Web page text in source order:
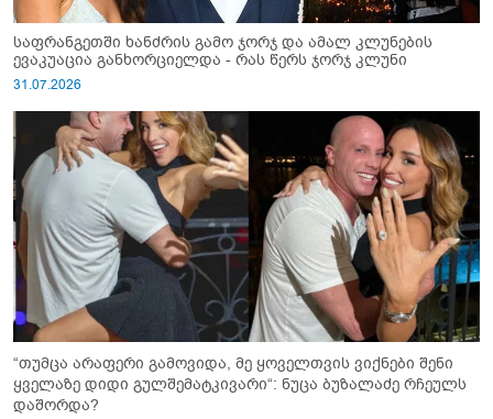
საფრანგეთში ხანძრის გამო ჯორჯ და ამალ კლუნების
ევაკუაცია განხორციელდა - რას წერს ჯორჯ კლუნი
31.07.2026
“თუმცა არაფერი გამოვიდა, მე ყოველთვის ვიქნები შენი
ყველაზე დიდი გულშემატკივარი“: ნუცა ბუზალაძე რჩეულს
დაშორდა?